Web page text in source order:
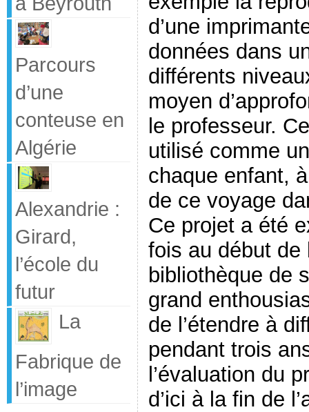
Parcours
d’une
conteuse en
Algérie
Alexandrie :
Girard,
l’école du
futur
La
Fabrique de
l’image
d’une
données dans
différents
moyen
le professeur.
utilisé comme
chaque enfant,
de ce voyage
Ce projet a été
fois au début de
bibliothèque de
grand
de l’étendre à
pendant trois
l’évaluation du
d’ici à la fin de